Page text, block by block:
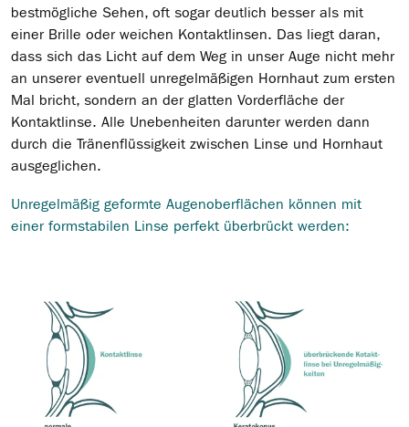
bestmögliche Sehen, oft sogar deutlich besser als mit
einer Brille oder weichen Kontaktlinsen. Das liegt daran,
dass sich das Licht auf dem Weg in unser Auge nicht mehr
an unserer eventuell unregelmäßigen Hornhaut zum ersten
Mal bricht, sondern an der glatten Vorderfläche der
Kontaktlinse. Alle Unebenheiten darunter werden dann
durch die Tränenflüssigkeit zwischen Linse und Hornhaut
ausgeglichen.
Unregelmäßig geformte Augenoberflächen können mit
einer formstabilen Linse perfekt überbrückt werden: